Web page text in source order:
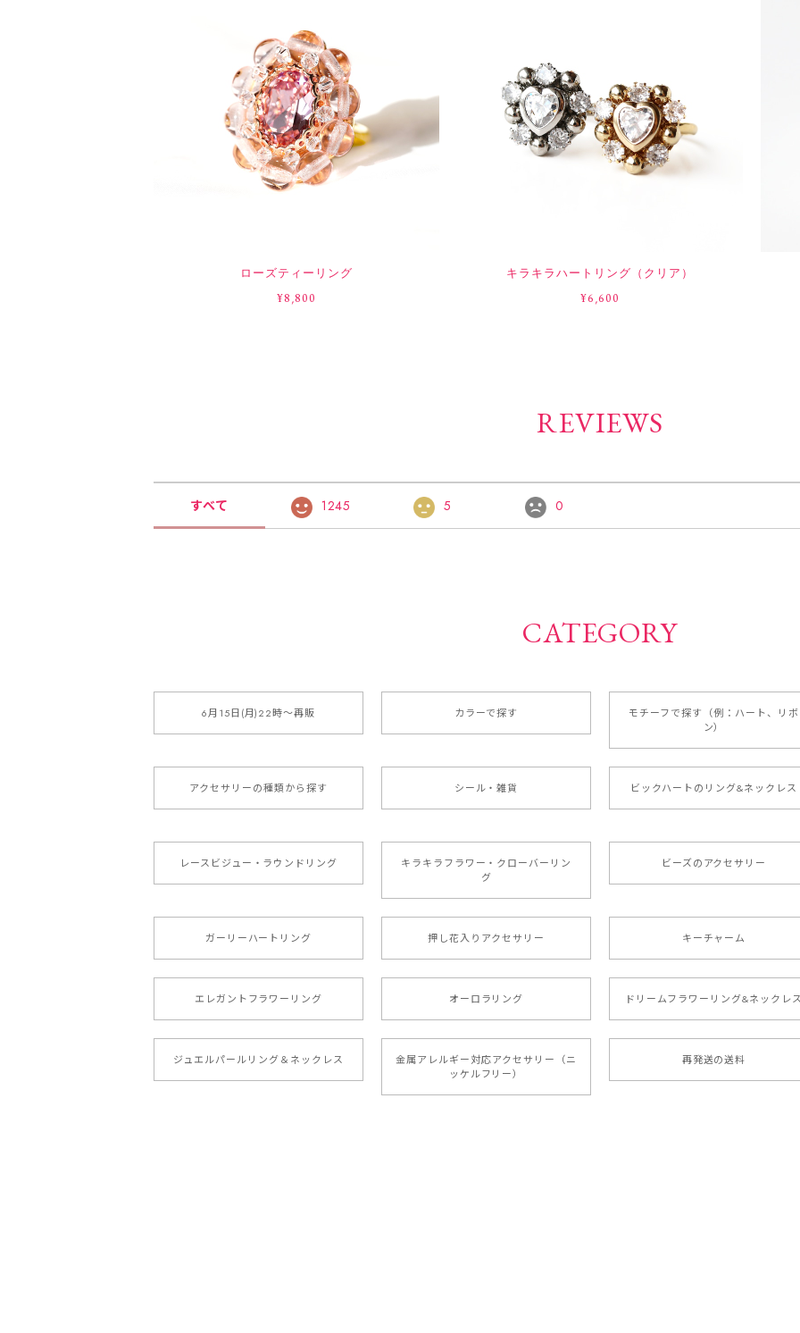
ローズティーリング
¥8,800
キラキラハートリング（クリア）
¥6,600
REVIEWS
すべて 1245 5 0
CATEGORY
6月15日(月)22時〜再販 カラーで探す
モチーフで探す（例：ハート、リボ
ン）
アクセサリーの種類から探す シール・雑貨 ビックハートのリング&ネックレス
レースビジュー・ラウンドリング
キラキラフラワー・クローバーリン
グ
ビーズのアクセサリー
ガーリーハートリング 押し花入りアクセサリー キーチャーム
エレガントフラワーリング オーロラリング ドリームフラワーリング&ネックレ
ジュエルパールリング＆ネックレス
金属アレルギー対応アクセサリー（ニ
ッケルフリー）
再発送の送料